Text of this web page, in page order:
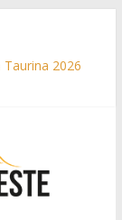
2026
las fiestas
a ayudas y